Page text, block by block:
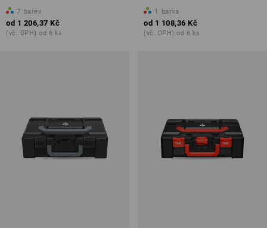
7 barev
od 1 206,37 Kč
(vč. DPH) od 6 ks
1 barva
od 1 108,36 Kč
(vč. DPH) od 6 ks